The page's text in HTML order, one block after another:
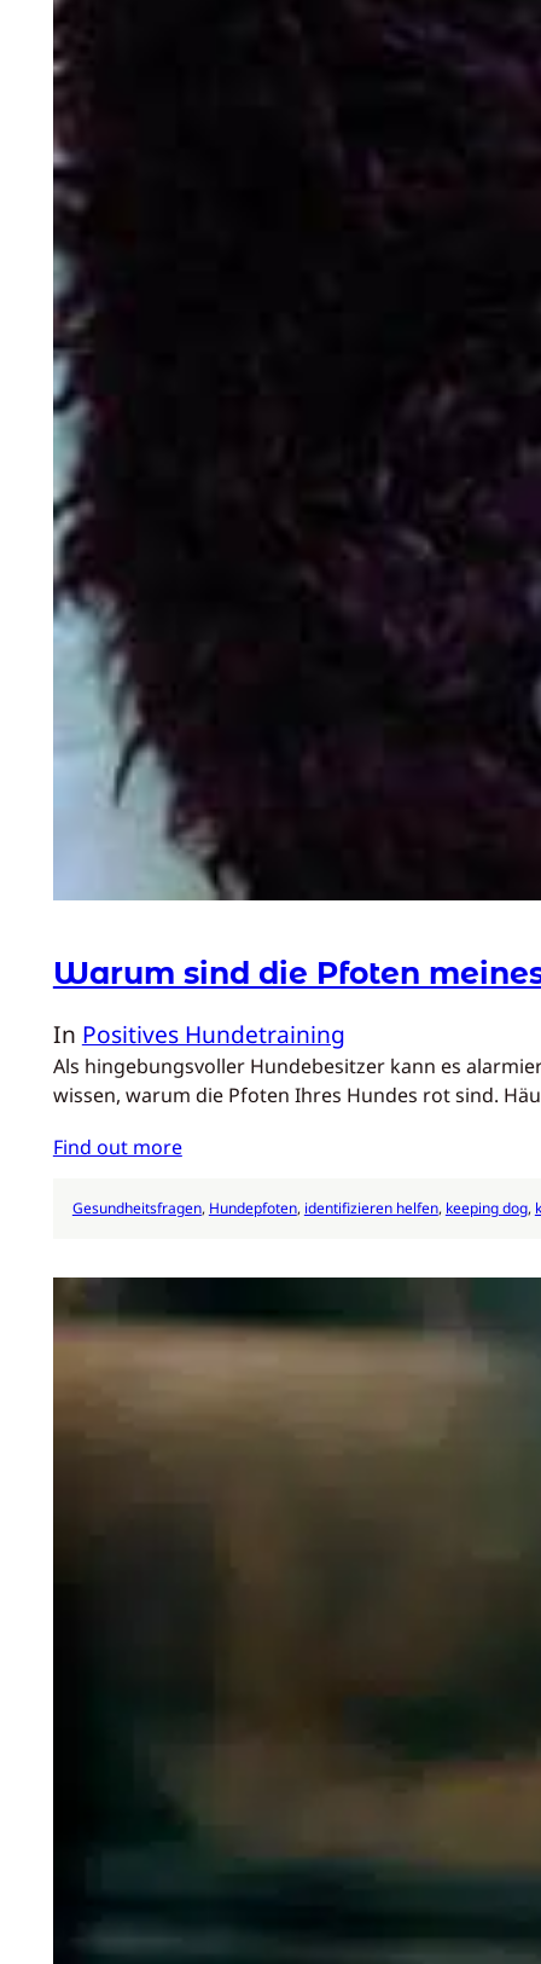
Warum sind die Pfoten
In Positives Hundetraining
Als hingebungsvoller Hundebesitzer kann es
wissen, warum die Pfoten Ihres Hundes rot sind.
Find out more
Gesundheitsfragen, Hundepfoten, identifizieren helfen, keeping dog,